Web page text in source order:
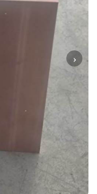
›